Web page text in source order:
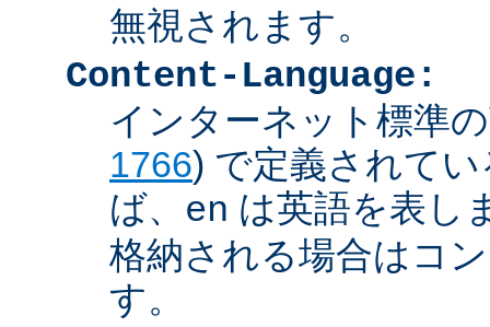
無視されます。
Content-Language:
インターネット標準
1766) で定義されて
ば、 en は英語を表し
格納される場合はコ
す。